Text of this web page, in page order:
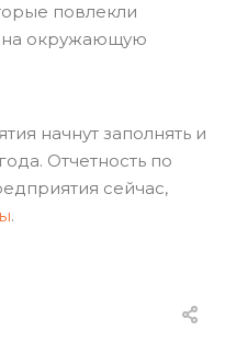
повлекли
на окружающую
начнут заполнять и
Отчетность по
сейчас,
.